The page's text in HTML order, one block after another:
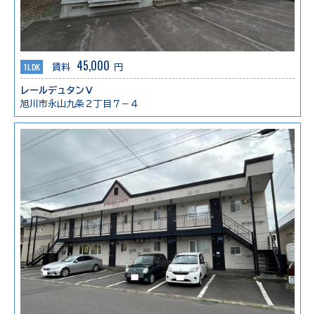
1LDK 賃料 45,000 円
レールデュタンⅤ
旭川市永山九条２丁目７－４